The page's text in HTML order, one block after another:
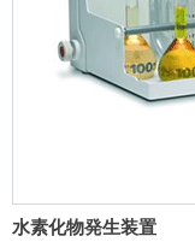
水素化物発生装置